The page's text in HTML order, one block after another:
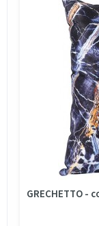
GRECHETTO -